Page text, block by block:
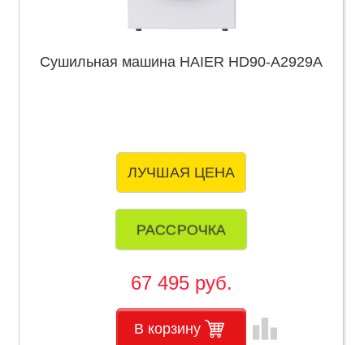
Сушильная машина HAIER HD90-A2929A
ЛУЧШАЯ ЦЕНА
РАССРОЧКА
67 495 руб.
В корзину leaderboard